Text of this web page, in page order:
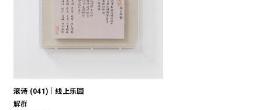
滚诗 (041)｜线上乐园
解群